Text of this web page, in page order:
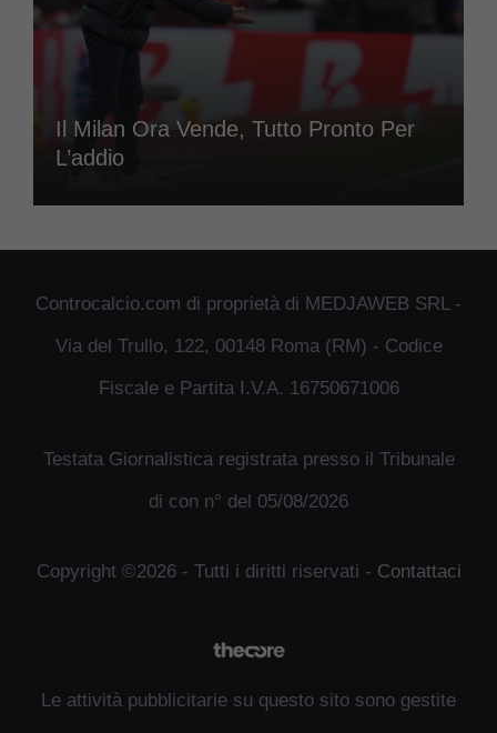
Il Milan Ora Vende, Tutto Pronto Per
L’addio
Controcalcio.com di proprietà di MEDJAWEB SRL -
Via del Trullo, 122, 00148 Roma (RM) - Codice
Fiscale e Partita I.V.A. 16750671006
Testata Giornalistica registrata presso il Tribunale
di con n° del 05/08/2026
Copyright ©2026 - Tutti i diritti riservati - Contattaci
Le attività pubblicitarie su questo sito sono gestite